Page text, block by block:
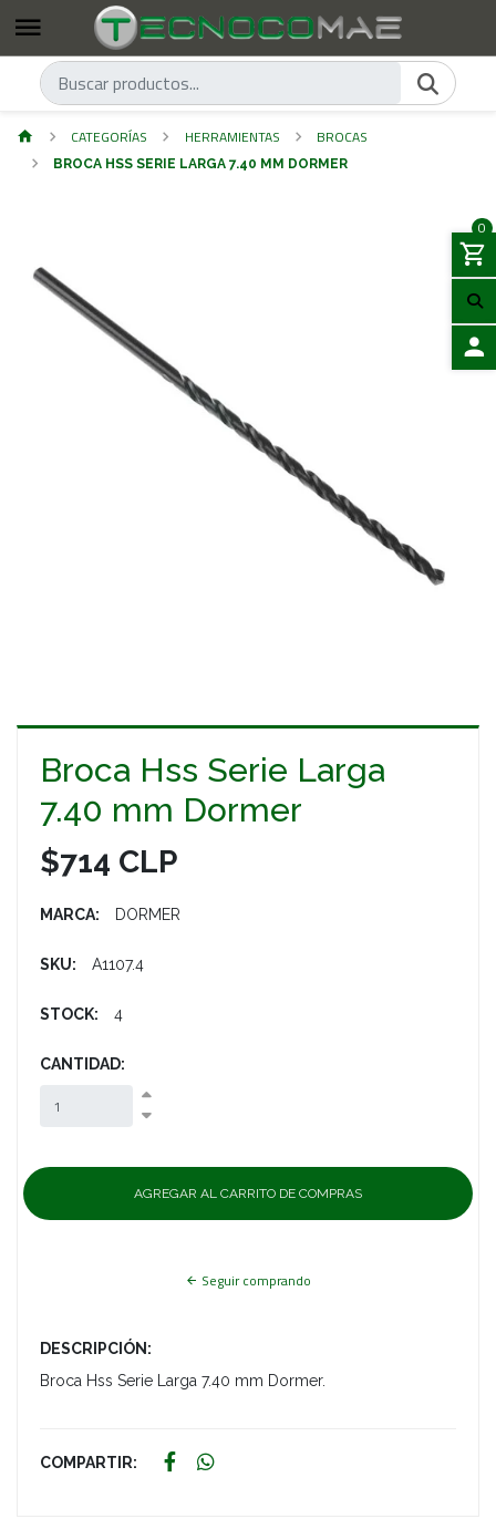
0
CATEGORÍAS HERRAMIENTAS BROCAS
BROCA HSS SERIE LARGA 7.40 MM DORMER
Broca Hss Serie Larga
7.40 mm Dormer
$714 CLP
MARCA: DORMER
SKU: A1107.4
STOCK: 4
CANTIDAD:
Seguir comprando
DESCRIPCIÓN:
Broca Hss Serie Larga 7.40 mm Dormer.
COMPARTIR: